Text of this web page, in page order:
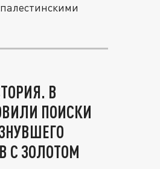
В
ПОИСКИ
С ЗОЛОТОМ